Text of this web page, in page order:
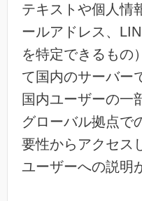
テキストや個人情
ールアドレス、
を特定できるもの
て国内のサーバー
国内ユーザーの一
グローバル拠点で
要性からアクセス
ユーザーへの説明